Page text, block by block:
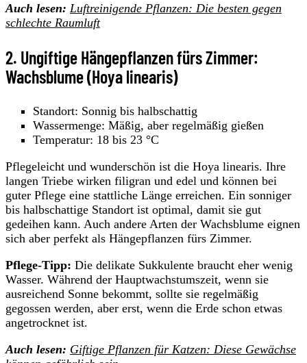
Auch lesen: Luftreinigende Pflanzen: Die besten gegen
schlechte Raumluft
2. Ungiftige Hängepflanzen fürs Zimmer:
Wachsblume (Hoya linearis)
Standort: Sonnig bis halbschattig
Wassermenge: Mäßig, aber regelmäßig gießen
Temperatur: 18 bis 23 °C
Pflegeleicht und wunderschön ist die Hoya linearis. Ihre
langen Triebe wirken filigran und edel und können bei
guter Pflege eine stattliche Länge erreichen. Ein sonniger
bis halbschattige Standort ist optimal, damit sie gut
gedeihen kann. Auch andere Arten der Wachsblume eignen
sich aber perfekt als Hängepflanzen fürs Zimmer.
Pflege-Tipp: Die delikate Sukkulente braucht eher wenig
Wasser. Während der Hauptwachstumszeit, wenn sie
ausreichend Sonne bekommt, sollte sie regelmäßig
gegossen werden, aber erst, wenn die Erde schon etwas
angetrocknet ist.
Auch lesen: Giftige Pflanzen für Katzen: Diese Gewächse